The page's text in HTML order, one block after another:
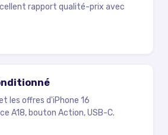
rapport qualité-prix avec
les offres d'iPhone 16
A18, bouton Action, USB-C.